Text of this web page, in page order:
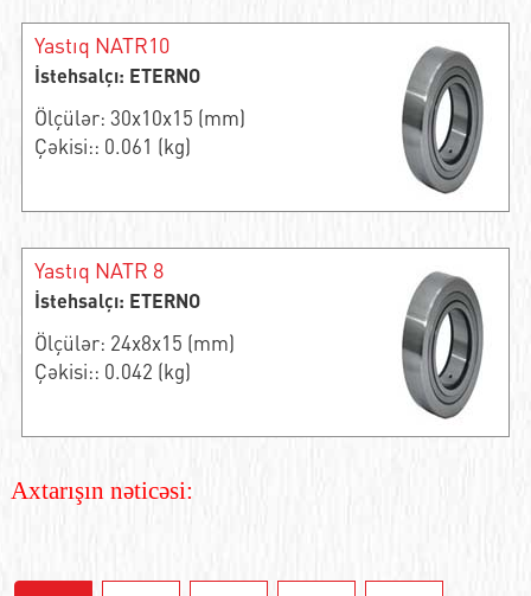
Yastıq NATR10
İstehsalçı: ETERNO
Ölçülər: 30x10x15 (mm)
Çəkisi:: 0.061 (kg)
Yastıq NATR 8
İstehsalçı: ETERNO
Ölçülər: 24x8x15 (mm)
Çəkisi:: 0.042 (kg)
Axtarışın nəticəsi: